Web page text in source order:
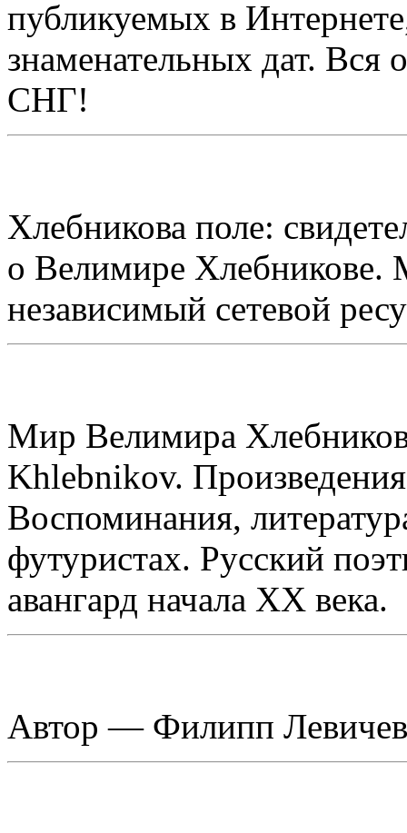
публикуемых в
знаменательных дат. Вся
СНГ!
Хлебникова поле:
о Велимире
независимый сетевой
Мир Велимира
Khlebnikov.
Воспоминания,
футуристах. Русский
авангард начала ХХ века.
Автор — Филипп Левичев